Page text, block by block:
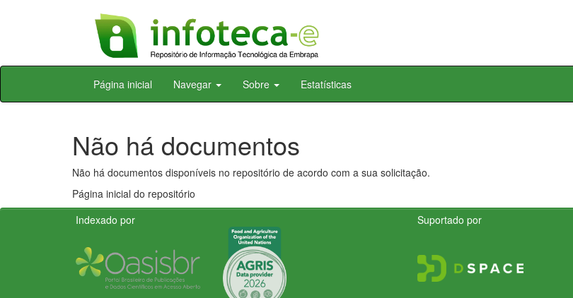
Skip
Página inicial Navegar Sobre Estatísticas
Não há documentos
Não há documentos disponíveis no repositório de acordo com a sua solicitação.
Página inicial do repositório
Indexado por
Suportado por